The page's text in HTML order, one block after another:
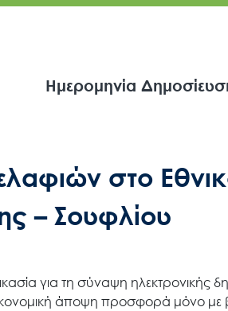
Ημερομηνία
στο
– Σουφλίου
για τη σύναψη ηλεκτρονικής
άποψη προσφορά μόνο με